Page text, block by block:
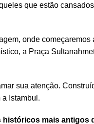
que estão
onde
a Praça
sua atenção.
Istambul.
mais antigos